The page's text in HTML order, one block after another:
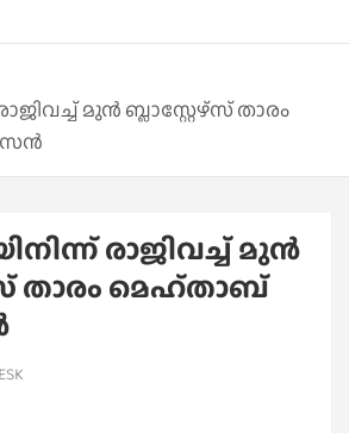
മുൻ ബ്ലാസ്റ്റേഴ്സ് താരം
രാജിവച്ച് മുൻ
താരം മെഹ്താബ്